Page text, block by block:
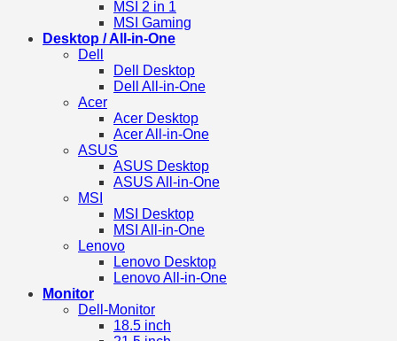
MSI 2 in 1
MSI Gaming
Desktop / All-in-One
Dell
Dell Desktop
Dell All-in-One
Acer
Acer Desktop
Acer All-in-One
ASUS
ASUS Desktop
ASUS All-in-One
MSI
MSI Desktop
MSI All-in-One
Lenovo
Lenovo Desktop
Lenovo All-in-One
Monitor
Dell-Monitor
18.5 inch